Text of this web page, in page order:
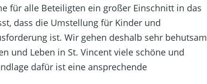
für alle Beteiligten ein großer Einschnitt in das
dass die Umstellung für Kinder und
ist. Wir gehen deshalb sehr behutsam
und Leben in St. Vincent viele schöne und
dafür ist eine ansprechende